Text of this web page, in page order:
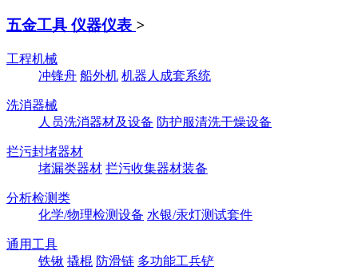
五金工具 仪器仪表 >
工程机械
冲锋舟 船外机 机器人成套系统
洗消器械
人员洗消器材及设备 防护服清洗干燥设备
拦污封堵器材
堵漏类器材 拦污收集器材装备
分析检测类
化学/物理检测设备 水银/汞灯测试套件
通用工具
铁锹 撬棍 防滑链 多功能工兵铲